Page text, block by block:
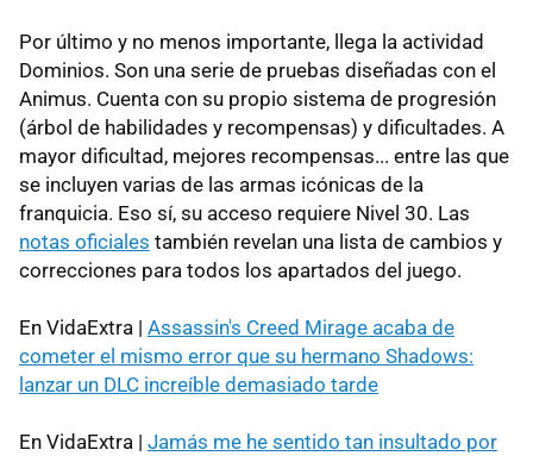
Por último y no menos importante, llega la actividad
Dominios. Son una serie de pruebas diseñadas con el
Animus. Cuenta con su propio sistema de progresión
(árbol de habilidades y recompensas) y dificultades. A
mayor dificultad, mejores recompensas... entre las que
se incluyen varias de las armas icónicas de la
franquicia. Eso sí, su acceso requiere Nivel 30. Las
notas oficiales también revelan una lista de cambios y
correcciones para todos los apartados del juego.
En VidaExtra | Assassin's Creed Mirage acaba de
cometer el mismo error que su hermano Shadows:
lanzar un DLC increíble demasiado tarde
En VidaExtra | Jamás me he sentido tan insultado por